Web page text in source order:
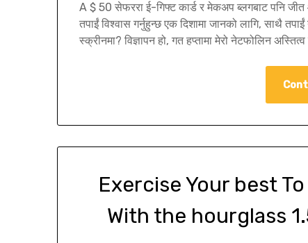
A $ 50 सेफररा ई-गिफ्ट कार्ड र मेकअप ब्लगबाट पनि
तपाईं विश्वास गर्नुहुन्छ एक दिशामा जानको लागि, साथै
स्क्रीनमा? विज्ञापन हो, गत हप्तामा मेरो नेटफोलिन
Exercise Your best
With the hourglass